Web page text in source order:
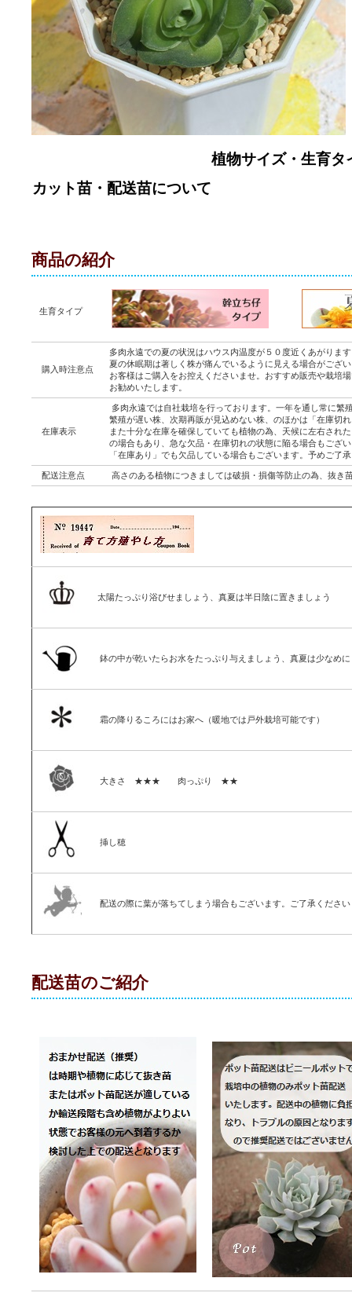
植物サイズ・生育タイプ
カット苗・配送苗について
商品の紹介
生育タイプ
購入時注意点
多肉永遠での夏の状況はハウス内温度が５０度近くあがりま
夏の休眠期は著しく株が痛んでいるように見える場合がござ
お客様はご購入をお控えくださいませ。おすすめ販売や栽培
お勧めいたします。
在庫表示
多肉永遠では自社栽培を行っております。一年を通し常に繁
繁殖が遅い株、次期再販が見込めない株、のほかは「在庫切
また十分な在庫を確保していても植物の為、天候に左右され
の場合もあり、急な欠品・在庫切れの状態に陥る場合もござ
「在庫あり」でも欠品している場合もございます。予めご了
配送注意点 高さのある植物につきましては破損・損傷等防止の為、抜き
太陽たっぷり浴びせましょう、真夏は半日陰に置きましょう
鉢の中が乾いたらお水をたっぷり与えましょう、真夏は少なめに
霜の降りるころにはお家へ（暖地では戸外栽培可能です）
大きさ ★★★ 肉っぷり ★★
挿し穂
配送の際に葉が落ちてしまう場合もございます。ご了承くださ
配送苗のご紹介